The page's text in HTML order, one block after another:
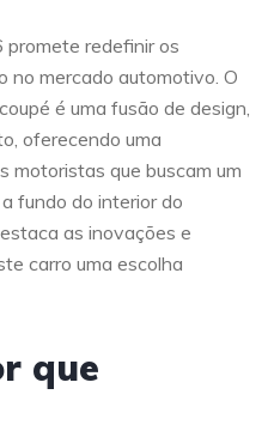
redefinir os
no mercado automotivo. O
é uma fusão de design,
oferecendo uma
motoristas que buscam um
fundo do interior do
as inovações e
carro uma escolha
que